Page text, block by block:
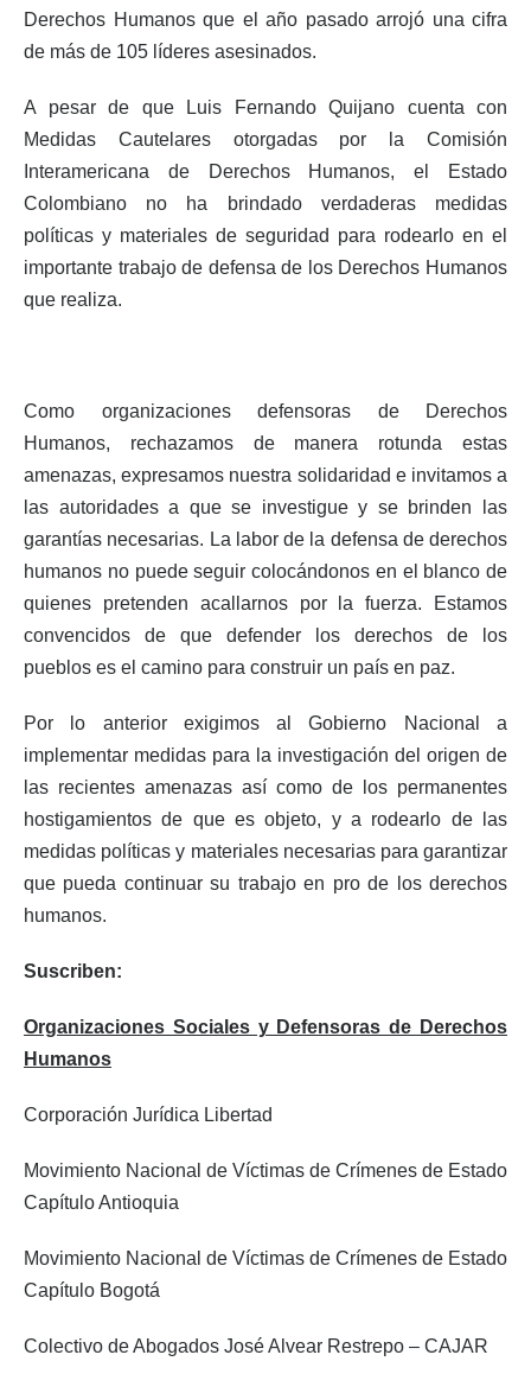
Derechos Humanos que el año pasado arrojó una cifra
de más de 105 líderes asesinados.
A pesar de que Luis Fernando Quijano cuenta con
Medidas Cautelares otorgadas por la Comisión
Interamericana de Derechos Humanos, el Estado
Colombiano no ha brindado verdaderas medidas
políticas y materiales de seguridad para rodearlo en el
importante trabajo de defensa de los Derechos Humanos
que realiza.
Como organizaciones defensoras de Derechos
Humanos, rechazamos de manera rotunda estas
amenazas, expresamos nuestra solidaridad e invitamos a
las autoridades a que se investigue y se brinden las
garantías necesarias. La labor de la defensa de derechos
humanos no puede seguir colocándonos en el blanco de
quienes pretenden acallarnos por la fuerza. Estamos
convencidos de que defender los derechos de los
pueblos es el camino para construir un país en paz.
Por lo anterior exigimos al Gobierno Nacional a
implementar medidas para la investigación del origen de
las recientes amenazas así como de los permanentes
hostigamientos de que es objeto, y a rodearlo de las
medidas políticas y materiales necesarias para garantizar
que pueda continuar su trabajo en pro de los derechos
humanos.
Suscriben:
Organizaciones Sociales y Defensoras de Derechos
Humanos
Corporación Jurídica Libertad
Movimiento Nacional de Víctimas de Crímenes de Estado
Capítulo Antioquia
Movimiento Nacional de Víctimas de Crímenes de Estado
Capítulo Bogotá
Colectivo de Abogados José Alvear Restrepo – CAJAR